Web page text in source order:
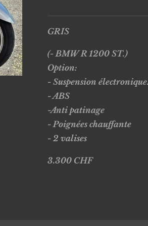
GRIS
(- BMW R 1200 ST.)
Option:
- Suspension
- ABS
-Anti patinage
- Poignées chauffante
- 2 valises
3.300 CHF